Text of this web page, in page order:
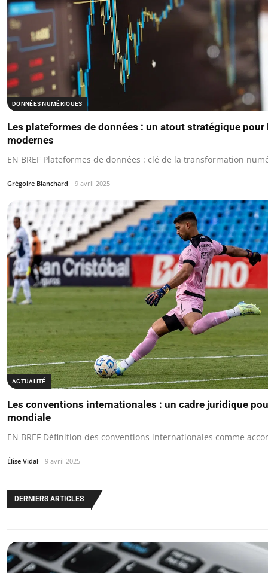
DONNÉES NUMÉRIQUES
Les plateformes de données : un atout stratégique
modernes
EN BREF Plateformes de données : clé de la transformation
Grégoire Blanchard 9 avril 2025
ACTUALITÉ
Les conventions internationales : un cadre juridique
mondiale
EN BREF Définition des conventions internationales comme
Élise Vidal 9 avril 2025
DERNIERS ARTICLES